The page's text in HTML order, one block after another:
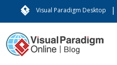
Visual Paradigm Desktop |